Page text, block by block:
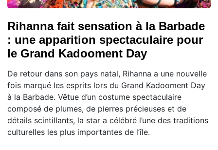
Rihanna fait sensation à la Barbade
: une apparition spectaculaire pour
le Grand Kadooment Day
De retour dans son pays natal, Rihanna a une nouvelle
fois marqué les esprits lors du Grand Kadooment Day
à la Barbade. Vêtue d’un costume spectaculaire
composé de plumes, de pierres précieuses et de
détails scintillants, la star a célébré l’une des traditions
culturelles les plus importantes de l’île.